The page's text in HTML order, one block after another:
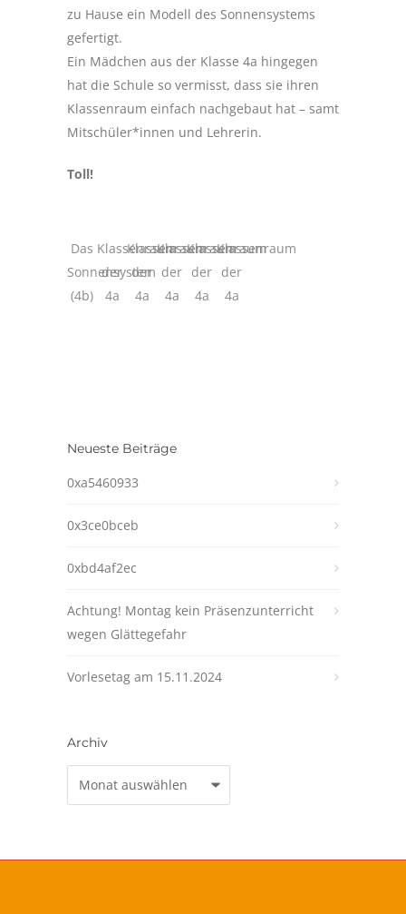
zu Hause ein Modell des Sonnensystems
gefertigt.
Ein Mädchen aus der Klasse 4a hingegen
hat die Schule so vermisst, dass sie ihren
Klassenraum einfach nachgebaut hat – samt
Mitschüler*innen und Lehrerin.
Toll!
Das
Sonnensystem
(4b)
Klassenraum
der
4a
Klassenraum
der
4a
Klassenraum
der
4a
Klassenraum
der
4a
Klassenraum
der
4a
Neueste Beiträge
0xa5460933
0x3ce0bceb
0xbd4af2ec
Achtung! Montag kein Präsenzunterricht
wegen Glättegefahr
Vorlesetag am 15.11.2024
Archiv